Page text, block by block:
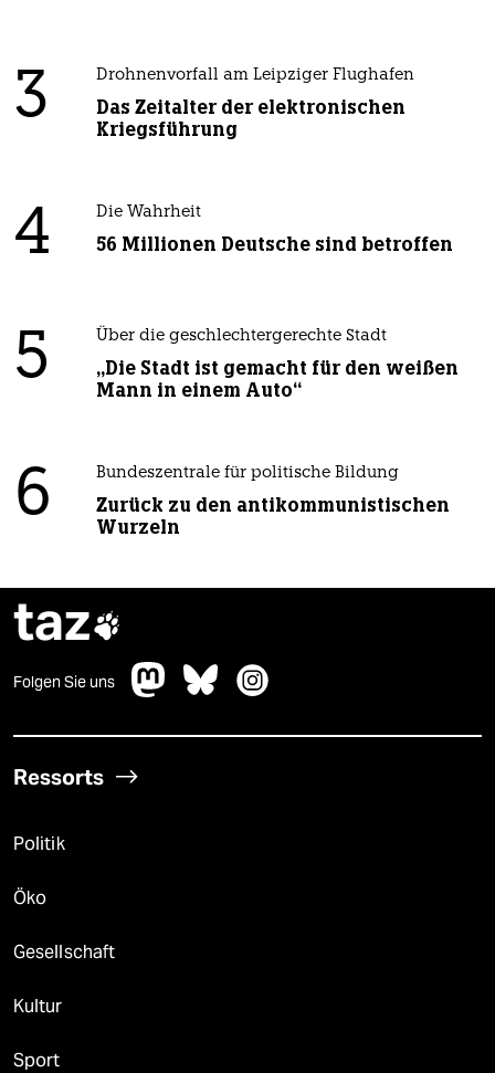
3
Drohnenvorfall am Leipziger Flughafen
Das Zeitalter der elektronischen
Kriegsführung
4 Die Wahrheit
56 Millionen Deutsche sind betroffen
5 Über die geschlechtergerechte Stadt
„Die Stadt ist gemacht für den weißen
Mann in einem Auto“
6 Bundeszentrale für politische Bildung
Zurück zu den antikommunistischen
Wurzeln
taz
Folgen Sie uns
Ressorts
Politik
Öko
Gesellschaft
Kultur
Sport